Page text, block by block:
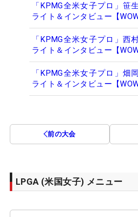
「KPMG全米女子プロ」笹
ライト＆インタビュー【
「KPMG全米女子プロ」西
ライト＆インタビュー【
「KPMG全米女子プロ」畑
ライト＆インタビュー【
前の大会
LPGA (米国女子) メニュー